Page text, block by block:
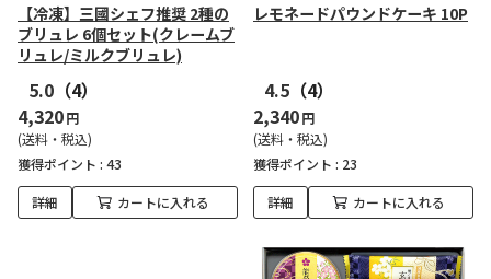
【冷凍】三國シェフ推奨 2種の
ブリュレ 6個セット(クレームブ
リュレ/ミルクブリュレ)
5.0 （4）
4,320円
(送料・税込)
獲得ポイント : 43
詳細 カートに入れる
レモネードパウンドケーキ 10P
4.5 （4）
2,340円
(送料・税込)
獲得ポイント : 23
詳細 カートに入れる